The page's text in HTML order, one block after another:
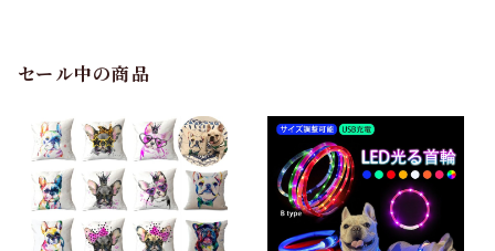
Kusuguru アニマルモード 2
セール中の商品